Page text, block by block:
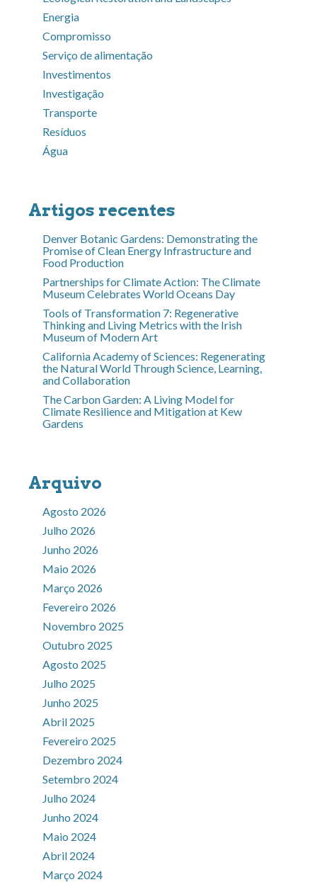
Energia
Compromisso
Serviço de alimentação
Investimentos
Investigação
Transporte
Resíduos
Água
Artigos recentes
Denver Botanic Gardens: Demonstrating the
Promise of Clean Energy Infrastructure and
Food Production
Partnerships for Climate Action: The Climate
Museum Celebrates World Oceans Day
Tools of Transformation 7: Regenerative
Thinking and Living Metrics with the Irish
Museum of Modern Art
California Academy of Sciences: Regenerating
the Natural World Through Science, Learning,
and Collaboration
The Carbon Garden: A Living Model for
Climate Resilience and Mitigation at Kew
Gardens
Arquivo
Agosto 2026
Julho 2026
Junho 2026
Maio 2026
Março 2026
Fevereiro 2026
Novembro 2025
Outubro 2025
Agosto 2025
Julho 2025
Junho 2025
Abril 2025
Fevereiro 2025
Dezembro 2024
Setembro 2024
Julho 2024
Junho 2024
Maio 2024
Abril 2024
Março 2024